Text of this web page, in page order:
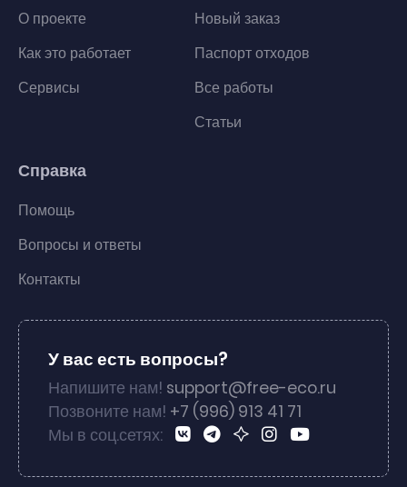
О проекте
Как это работает
Сервисы
Новый заказ
Паспорт отходов
Все работы
Статьи
Справка
Помощь
Вопросы и ответы
Контакты
У вас есть вопросы?
Напишите нам! support@free-eco.ru
Позвоните нам! +7 (996) 913 41 71
Мы в соц.сетях: